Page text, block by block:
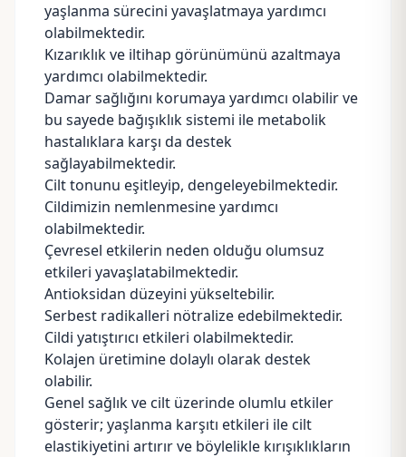
yaşlanma sürecini yavaşlatmaya yardımcı
olabilmektedir.
Kızarıklık ve iltihap görünümünü azaltmaya
yardımcı olabilmektedir.
Damar sağlığını korumaya yardımcı olabilir ve
bu sayede bağışıklık sistemi ile metabolik
hastalıklara karşı da destek
sağlayabilmektedir.
Cilt tonunu eşitleyip, dengeleyebilmektedir.
Cildimizin nemlenmesine yardımcı
olabilmektedir.
Çevresel etkilerin neden olduğu olumsuz
etkileri yavaşlatabilmektedir.
Antioksidan düzeyini yükseltebilir.
Serbest radikalleri nötralize edebilmektedir.
Cildi yatıştırıcı etkileri olabilmektedir.
Kolajen üretimine dolaylı olarak destek
olabilir.
Genel sağlık ve cilt üzerinde olumlu etkiler
gösterir; yaşlanma karşıtı etkileri ile cilt
elastikiyetini artırır ve böylelikle kırışıklıkların